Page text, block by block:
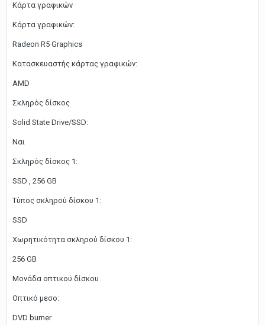
Κάρτα γραφικών
Κάρτα γραφικών:
Radeon R5 Graphics
Κατασκευαστής κάρτας γραφικών:
AMD
Σκληρός δίσκος
Solid State Drive/SSD:
Ναι
Σκληρός δίσκος 1:
SSD , 256 GB
Τύπος σκληρού δίσκου 1:
SSD
Χωρητικότητα σκληρού δίσκου 1:
256 GB
Μονάδα οπτικού δίσκου
Οπτικό μεσο:
DVD burner